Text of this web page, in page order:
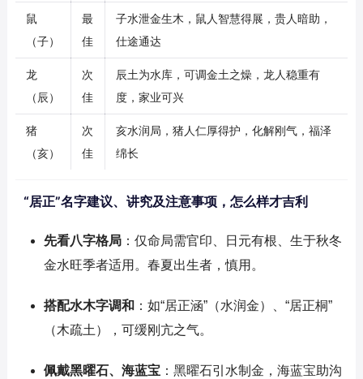
鼠
（子）
最
佳
子水泄金生木，鼠人智慧得展，贵人暗助，
仕途通达
龙
（辰）
次
佳
辰土为水库，可调金土之燥，龙人稳重有
度，家业可兴
猪
（亥）
次
佳
亥水润局，猪人仁厚得护，化解刚气，福泽
绵长
“居正”名字建议、讲究及注意事项，怎么样才吉利
先看八字格局：仅命局需官印、日元有根、生于秋冬
金水旺季者适用。春夏出生者，慎用。
搭配水木字调和 ：如“居正涵”（水润金）、“居正桐”
（木疏土），可缓刚亢之气。
佩戴黑曜石、海蓝宝：黑曜石引水制金，海蓝宝助沟